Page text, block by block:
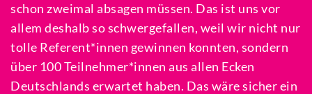
schon zweimal absagen müssen. Das ist uns vor
allem deshalb so schwergefallen, weil wir nicht nur
tolle Referent*innen gewinnen konnten, sondern
über 100 Teilnehmer*innen aus allen Ecken
Deutschlands erwartet haben. Das wäre sicher ein